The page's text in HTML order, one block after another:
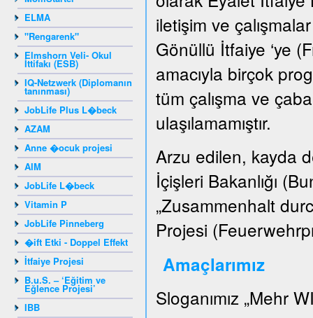
ELMA
"Rengarenk"
Elmshorn Veli- Okul
İttifakı (ESB)
IQ-Netzwerk (Diplomanın
tanınması)
JobLife Plus L�beck
AZAM
Anne �ocuk projesi
AIM
JobLife L�beck
Vitamin P
JobLife Pinneberg
�ift Etki - Doppel Effekt
İtfaiye Projesi
B.u.S. – ‘Eğitim ve
Eğlence Projesi’
IBB
iletişim ve
Gönüllü İtfaiye ‘ye
amacıyla birçok
tüm çalışma ve
ulaşılamamıştır.
Arzu edilen, kayda
İçişleri Bakanlığı
„Zusammenhalt
Projesi
Amaçlarımız
Sloganımız „Mehr